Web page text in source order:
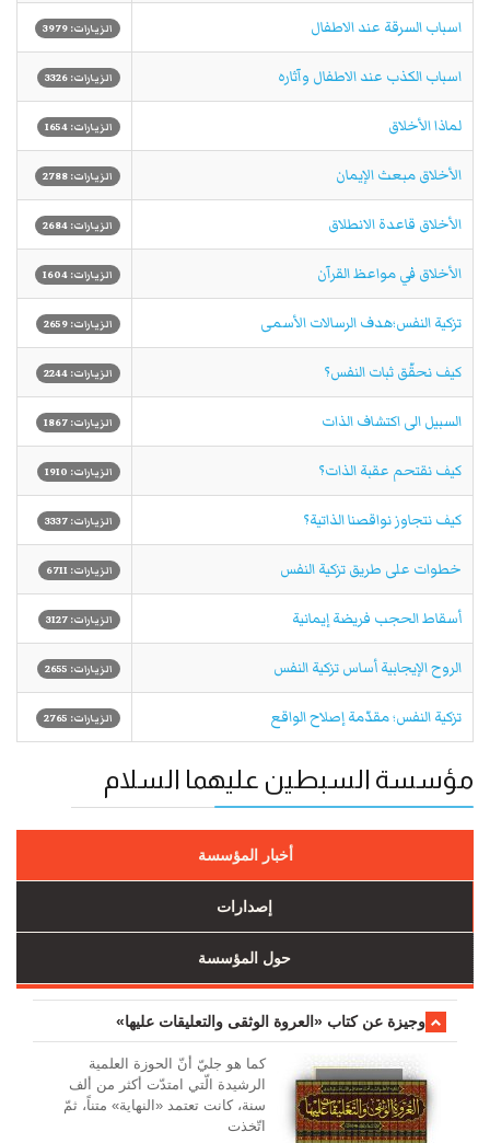
اسباب السرقة عند الاطفال الزيارات: 3979
اسباب الكذب عند الاطفال وآثاره الزيارات: 3326
لماذا الأخلاق الزيارات: 1654
الأخلاق مبعث الإيمان الزيارات: 2788
الأخلاق قاعدة الانطلاق الزيارات: 2684
الأخلاق في مواعظ القرآن الزيارات: 1604
تزكية النفس؛هدف الرسالات الأسمى الزيارات: 2659
كيف نحقّق ثبات النفس؟ الزيارات: 2244
السبيل الى اكتشاف الذات الزيارات: 1867
كيف نقتحم عقبة الذات؟ الزيارات: 1910
كيف نتجاوز نواقصنا الذاتية؟ الزيارات: 3337
خطوات على طريق تزكية النفس الزيارات: 6711
أسقاط الحجب فريضة إيمانية الزيارات: 3127
الروح الإيجابية أساس تزكية النفس الزيارات: 2655
تزكية النفس؛ مقدّمة إصلاح الواقع الزيارات: 2765
مؤسسة السبطين عليهما السلام
أخبار المؤسسة
إصدارات
حول المؤسسة
وجیزة عن کتاب «العروة الوثقی والتعلیقات علیها»
کما هو جليّ أنّ الحوزة العلمیة
الرشیدة الّتي امتدّت أكثر من ألف
سنة، كانت تعتمد «النهاية» متناً، ثمّ
اتّخذت